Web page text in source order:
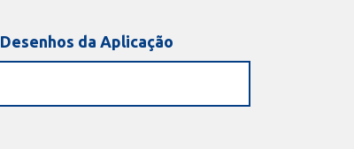
Desenhos da Aplicação